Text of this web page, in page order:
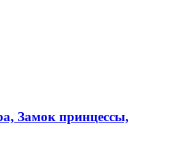
Замок принцессы,